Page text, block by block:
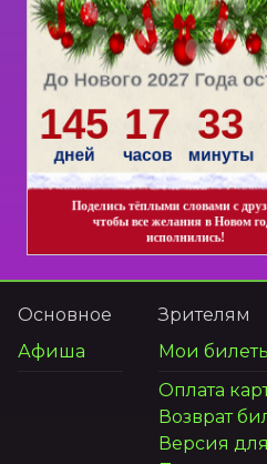
Основное
Афиша
Зрителям
Мои
Оплата
Возврат
Версия